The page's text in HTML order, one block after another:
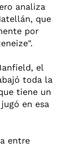
analiza
que
por
el
toda la
tiene un
en esa
entre